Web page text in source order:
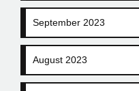
September 2023
August 2023